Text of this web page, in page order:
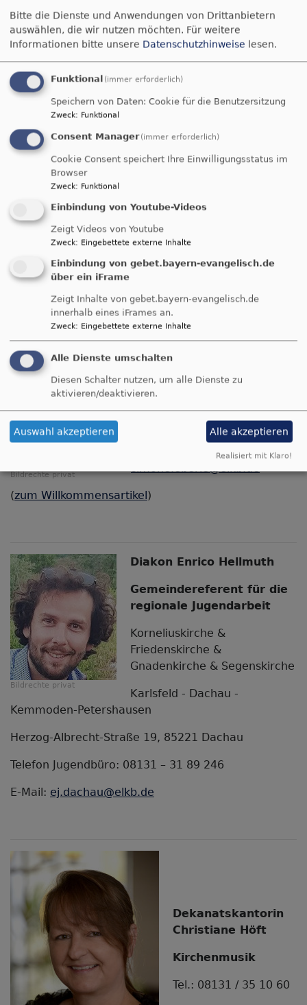
Pfarrerin Anne Mika
Dachau und Schwerpunkt Familienarbeit
Uhdestraße 2, 85221 Dachau
Mobil: 0170 / 70 80 331
E-Mail: anne.mika@elkb.de
Freier Tag: i.d.R. Freitag
Bildrechte privat
Vikarin Simone Eberle
Ausbildungsregion
München Nord
Mobil: 0155 / 650 898 84
simone.eberle@elkb.de
(zum Willkommensartikel)
Bildrechte privat
Diakon Enrico Hellmuth
Gemeindereferent für die
regionale Jugendarbeit
Korneliuskirche &
Friedenskirche &
Gnadenkirche & Segenskirche
Karlsfeld - Dachau -
Kemmoden-Petershausen
Herzog-Albrecht-Straße 19, 85221 Dachau
Telefon Jugendbüro: 08131 – 31 89 246
E-Mail: ej.dachau@elkb.de
Dekanatskantorin
Christiane Höft
Kirchenmusik
Tel.: 08131 / 35 10 60
Bitte die Dienste und Anwendungen von Drittanbietern
auswählen, die wir nutzen möchten. Für weitere
Informationen bitte unsere Datenschutzhinweise lesen.
Funktional (immer erforderlich)
Speichern von Daten: Cookie für die Benutzersitzung
Zweck: Funktional
Consent Manager (immer erforderlich)
Cookie Consent speichert Ihre Einwilligungsstatus im
Browser
Zweck: Funktional
Einbindung von Youtube-Videos
Zeigt Videos von Youtube
Zweck: Eingebettete externe Inhalte
Einbindung von gebet.bayern-evangelisch.de
über ein iFrame
Zeigt Inhalte von gebet.bayern-evangelisch.de
innerhalb eines iFrames an.
Zweck: Eingebettete externe Inhalte
Alle Dienste umschalten
Diesen Schalter nutzen, um alle Dienste zu
aktivieren/deaktivieren.
Auswahl akzeptieren Alle akzeptieren
Realisiert mit Klaro!